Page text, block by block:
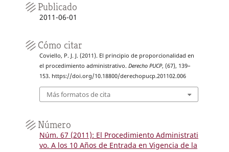
Publicado
2011-06-01
Cómo citar
Coviello, P. J. J. (2011). El principio de proporcionalidad en
el procedimiento administrativo. Derecho PUCP, (67), 139–
153. https://doi.org/10.18800/derechopucp.201102.006
Más formatos de cita
Número
Núm. 67 (2011): El Procedimiento Administrati
vo. A los 10 Años de Entrada en Vigencia de la